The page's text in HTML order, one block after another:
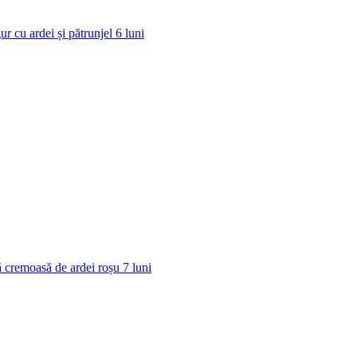
cu ardei și pătrunjel 6 luni
cremoasă de ardei roșu 7 luni